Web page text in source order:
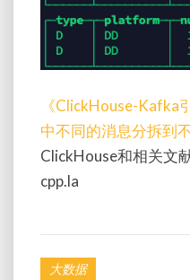
《ClickHouse-Kafka
中不同的消息分拆到
ClickHouse和相关文
cpp.la
大数据